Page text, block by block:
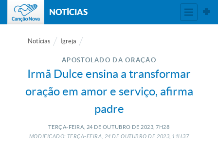
NOTÍCIAS
Notícias Igreja
APOSTOLADO DA ORAÇÃO
Irmã Dulce ensina a transformar
oração em amor e serviço, afirma
padre
TERÇA-FEIRA, 24 DE OUTUBRO DE 2023, 7H28
MODIFICADO: TERÇA-FEIRA, 24 DE OUTUBRO DE2023, 11H37